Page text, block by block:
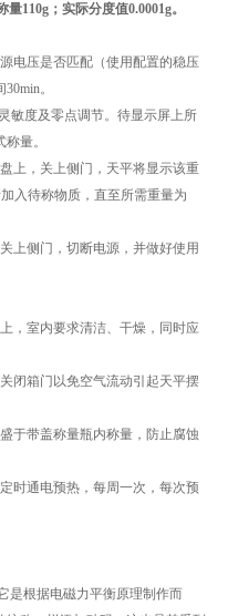
110g；实际分度值0.0001g。
电压是否匹配（使用配置的稳压
。
敏度及零点调节。待显示屏上所
量。
上，关上侧门，天平将显示该重
入待称物质，直至所需重量为
上侧门，切断电源，并做好使用
，室内要求清洁、干燥，同时应
闭箱门以免空气流动引起天平摆
于带盖称量瓶内称量，防止腐蚀
时通电预热，每周一次，每次预
是根据电磁力平衡原理制作而